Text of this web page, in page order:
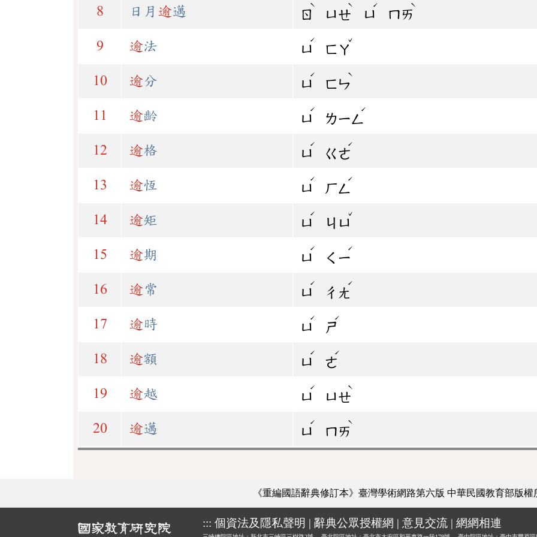
8 日月 逾邁 ㄖ
ˋ
ㄩㄝ
ˋ
ㄩ
ˊ
ㄇㄞ
ˋ
9 逾法 ㄩ
ˊ
ㄈㄚ
ˇ
10 逾分 ㄩ
ˊ
ㄈㄣ
ˋ
11 逾齡 ㄩ
ˊ
ㄌㄧㄥ
ˊ
12 逾格 ㄩ
ˊ
ㄍㄜ
ˊ
13 逾恆 ㄩ
ˊ
ㄏㄥ
ˊ
14 逾矩 ㄩ
ˊ
ㄐㄩ
ˇ
15 逾期 ㄩ
ˊ
ㄑㄧ
ˊ
16 逾常 ㄩ
ˊ
ㄔㄤ
ˊ
17 逾時 ㄩ
ˊ
ㄕ
ˊ
18 逾額 ㄩ
ˊ
ㄜ
ˊ
19 逾越 ㄩ
ˊ
ㄩㄝ
ˋ
20 逾邁 ㄩ
ˊ
ㄇㄞ
ˋ
《重編國語辭典修訂本》臺灣學術網路第六版 中華民國教育部版權
::: 個資法及隱私聲明 | 辭典公眾授權網 | 意見交流 | 網網相連